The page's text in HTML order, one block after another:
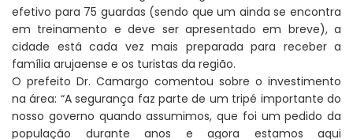
efetivo para 75 guardas (sendo que um ainda se encontra
em treinamento e deve ser apresentado em breve), a
cidade está cada vez mais preparada para receber a
família arujaense e os turistas da região.
O prefeito Dr. Camargo comentou sobre o investimento
na área: “A segurança faz parte de um tripé importante do
nosso governo quando assumimos, que foi um pedido da
população durante anos e agora estamos aqui